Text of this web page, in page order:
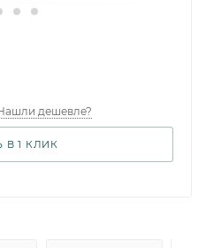
дешевле?
В 1 КЛИК